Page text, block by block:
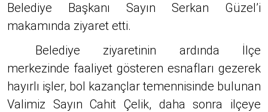
Belediye Başkanı Sayın Serkan Güzel’i
makamında ziyaret etti.
Belediye ziyaretinin ardında İlçe
merkezinde faaliyet gösteren esnafları gezerek
hayırlı işler, bol kazançlar temennisinde bulunan
Valimiz Sayın Cahit Çelik, daha sonra ilçeye